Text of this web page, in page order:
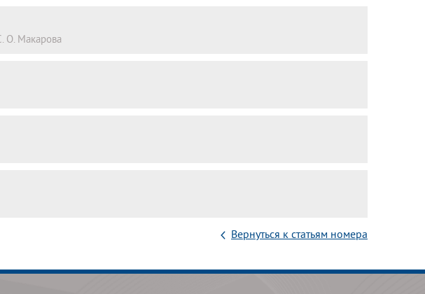
О. Макарова
Вернуться к статьям номера